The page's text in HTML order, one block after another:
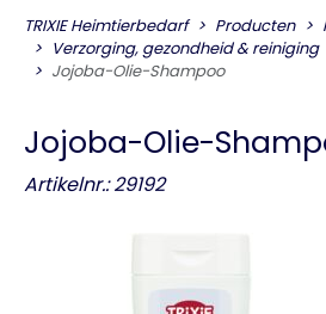
TRIXIE Heimtierbedarf Producten
Verzorging, gezondheid & reiniging
Jojoba-Olie-Shampoo
Jojoba-Olie-
Artikelnr.: 29192